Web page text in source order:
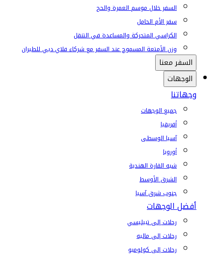
السفر خلال موسم العمرة والحج
سفر الأم الحامل
الكراسي المتحركة والمساعدة في التنقل
وزن الأمتعة المسموح عند السفر مع شركاء فلاي دبي للطيران
السفر معنا
الوجهات
وجهاتنا
جميع الوجهات
أفريقيا
آسيا الوسطى
أوروبا
شبه القارة الهندية
الشرق الأوسط
جنوب شرق آسيا
أفضل الوجهات
رحلات إلى تبيليسي
رحلات إلى ماليه
رحلات إلى كولومبو